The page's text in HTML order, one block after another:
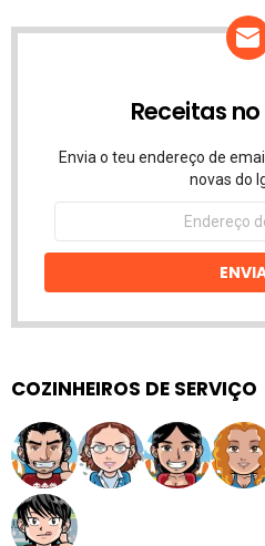
Receitas
Envia o teu endereço de
novas do
Endereço
email
COZINHEIROS DE SERVIÇO